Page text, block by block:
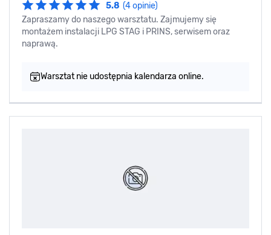
5.8 (4 opinie)
Zapraszamy do naszego warsztatu. Zajmujemy się
montażem instalacji LPG STAG i PRINS, serwisem oraz
naprawą.
Warsztat nie udostępnia kalendarza online.